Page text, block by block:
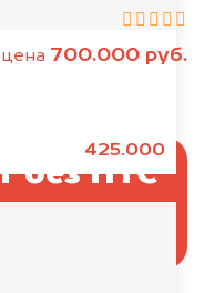
425.000
цена 700.000 руб.
без ПТС